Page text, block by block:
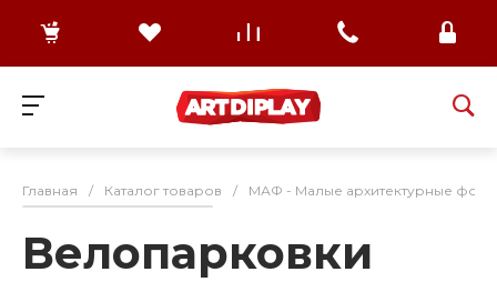
Главная / Каталог товаров / МАФ - Малые архитектурные
Велопарковки